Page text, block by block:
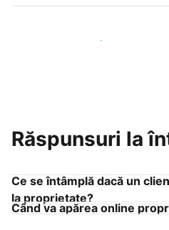
Alăturați-vă gazdelor ca
Răspunsuri la
Ce se întâmplă dacă un
la proprietate?
Când va apărea online